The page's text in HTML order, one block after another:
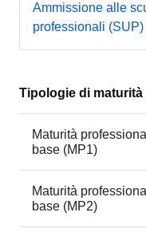
Ammissione alle
professionali (SUP)
Tipologie di
Maturità
base (MP1)
Maturità
base (MP2)